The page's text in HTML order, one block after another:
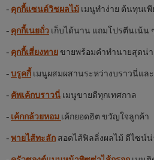
- คุกกี้แซนด์วิชผลไม้ เมนูทำง่าย ต้นทุนเ
- คุกกี้เนยถั่ว เก็บได้นาน แถมโปรตีนเน้น
- คุกกี้เสี่ยงทายขายพร้อมคำทำนายสุดน่
-บรูคกี้ เมนูผสมผสานระหว่างบราวนี่แล
- คัพเค้กบราวนี่ เมนูขายดีทุกเทศกาล
- เค้กกล้วยหอม เค้กยอดฮิต ขวัญใจลูกค้า
-พายไส้ทะลัก สอดไส้ฟิลลิ่งผลไม้ ดีไซน์